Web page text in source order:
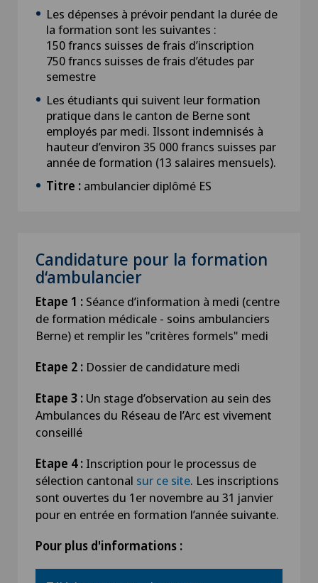
Les dépenses à prévoir pendant la durée de
la formation sont les suivantes :
150 francs suisses de frais d’inscription
750 francs suisses de frais d’études par
semestre
Les étudiants qui suivent leur formation
pratique dans le canton de Berne sont
employés par medi. Ilssont indemnisés à
hauteur d’environ 35 000 francs suisses par
année de formation (13 salaires mensuels).
Titre : ambulancier diplômé ES
Candidature pour la formation
d‘ambulancier
Etape 1 : Séance d’information à medi (centre
de formation médicale - soins ambulanciers
Berne) et remplir les "critères formels" medi
Etape 2 : Dossier de candidature medi
Etape 3 : Un stage d’observation au sein des
Ambulances du Réseau de l’Arc est vivement
conseillé
Etape 4 : Inscription pour le processus de
sélection cantonal sur ce site. Les inscriptions
sont ouvertes du 1er novembre au 31 janvier
pour en entrée en formation l’année suivante.
Pour plus d'informations :